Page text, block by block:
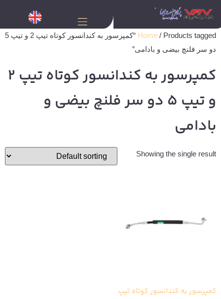
Home
/ Products tagged “کمپرسور به کندانسور کوتاه تیپ 2 و تیپ 5
دو سر فلنچ بیضی و بادامی”
کمپرسور به کندانسور کوتاه تیپ 2
و تیپ 5 دو سر فلنچ بیضی و
بادامی
Showing the single result
کمپرسور به کندانسور کوتاه تیپ